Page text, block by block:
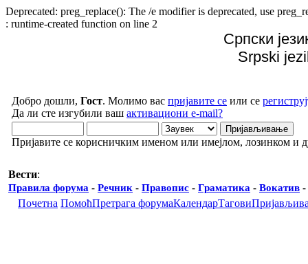
Deprecated: preg_replace(): The /e modifier is deprecated, use
: runtime-created function on line 2
Српски
Srpski
Добро дошли, Гост. Молимо вас пријавите се или се
Да ли сте изгубили ваш активациони e-mail?
Пријавите се корисничким именом или имејлом, лозинком и
Вести:
Правила форума - Речник - Правопис - Граматика - Вокатив -
Почетна ПомоћПретрага форумаКалендарТагови